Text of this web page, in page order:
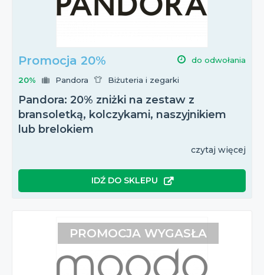
Promocja 20% do odwołania
20% Pandora Biżuteria i zegarki
Pandora: 20% zniżki na zestaw z
bransoletką, kolczykami, naszyjnikiem
lub brelokiem
czytaj więcej
IDŹ DO SKLEPU
PROMOCJA WYGASŁA